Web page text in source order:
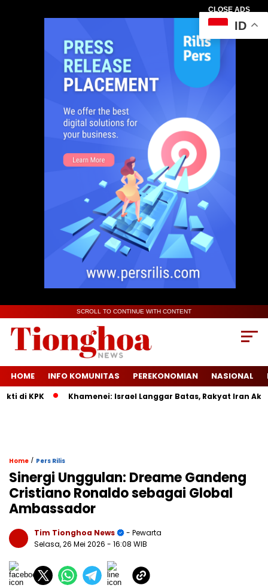
CLOSE ADS
SCROLL TO CONTINUE WITH CONTENT
HOME INFO KOMUNITAS PEREKONOMIAN NASIONAL
KPK Khamenei: Israel Langgar Batas, Rakyat Iran Akan
Home / Pers Rilis
Sinergi Unggulan: Dreame Gandeng
Cristiano Ronaldo sebagai Global
Ambassador
Tim Tionghoa News
- Pewarta
Selasa, 26 Mei 2026 - 16:08 WIB
ID